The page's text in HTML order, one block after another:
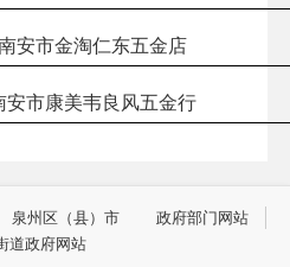
安市金淘仁东五金店
安市康美韦良风五金行
泉州区（县）市
政府部门网站
道政府网站